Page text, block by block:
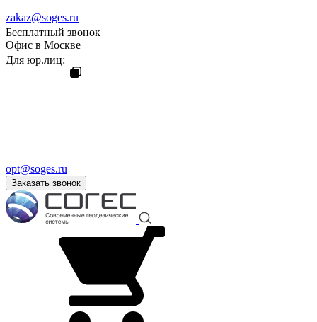
zakaz@soges.ru
Бесплатный звонок
Офис в Москве
Для юр.лиц:
opt@soges.ru
Заказать звонок